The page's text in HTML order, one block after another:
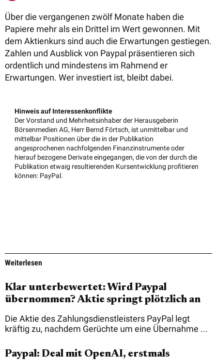
Über die vergangenen zwölf Monate haben die
Papiere mehr als ein Drittel im Wert gewonnen. Mit
dem Aktienkurs sind auch die Erwartungen gestiegen.
Zahlen und Ausblick von Paypal präsentieren sich
ordentlich und mindestens im Rahmend er
Erwartungen. Wer investiert ist, bleibt dabei.
Hinweis auf Interessenkonflikte
Der Vorstand und Mehrheitsinhaber der Herausgeberin
Börsenmedien AG, Herr Bernd Förtsch, ist unmittelbar und
mittelbar Positionen über die in der Publikation
angesprochenen nachfolgenden Finanzinstrumente oder
hierauf bezogene Derivate eingegangen, die von der durch die
Publikation etwaig resultierenden Kursentwicklung profitieren
können: PayPal.
Weiterlesen
Klar unterbewertet: Wird Paypal
übernommen? Aktie springt plötzlich an
Die Aktie des Zahlungsdienstleisters PayPal legt
kräftig zu, nachdem Gerüchte um eine Übernahme ...
Paypal: Deal mit OpenAI, erstmals